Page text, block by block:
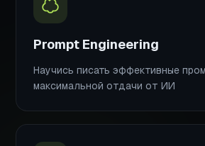
Prompt Engineering
Научись писать эффективные
максимальной отдачи от ИИ